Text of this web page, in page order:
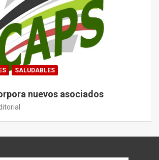
SALUDABLES
nuevos asociados